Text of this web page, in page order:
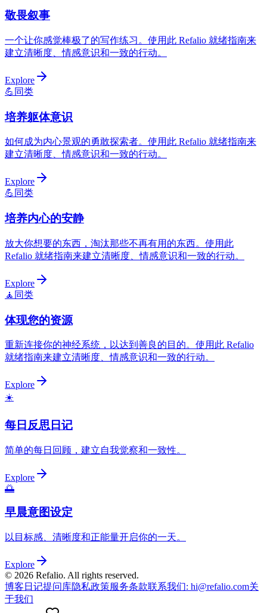
敬畏叙事
一个让你感觉棒极了的写作练习。使用此 Refalio 就绪指南来
建立清晰度、情感意识和一致的行动。
Explore
💪 同类
培养躯体意识
如何成为内心景观的勇敢探索者。使用此 Refalio 就绪指南来
建立清晰度、情感意识和一致的行动。
Explore
💪 同类
培养内心的安静
放大你想要的东西，淘汰那些不再有用的东西。使用此
Refalio 就绪指南来建立清晰度、情感意识和一致的行动。
Explore
🧘 同类
体现您的资源
重新连接你的神经系统，以达到善良的目的。使用此 Refalio
就绪指南来建立清晰度、情感意识和一致的行动。
Explore
☀️
每日反思日记
简单的每日回顾，建立自我觉察和一致性。
Explore
🌅
早晨意图设定
以目标感、清晰度和正能量开启你的一天。
Explore
© 2026 Refalio. All rights reserved.
博客 日记提问库隐私政策服务条款联系我们: hi@refalio.com关
于我们